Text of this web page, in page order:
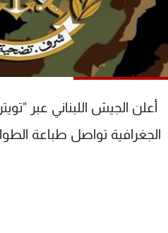
أعلن الجيش اللبناني عبر
الجغرافية تواصل طباعة
البرامج
جدول البرامج
شاهد البرامج